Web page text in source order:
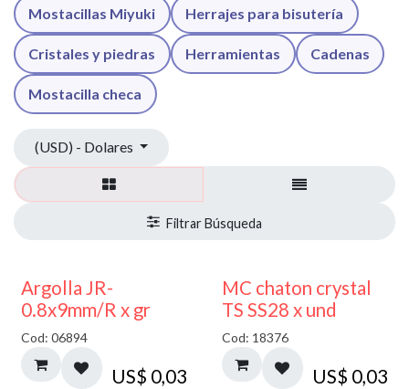
Mostacillas Miyuki Herrajes para bisutería
Cristales y piedras Herramientas Cadenas
Mostacilla checa
(USD) - Dolares
Argolla JR-
0.8x9mm/R x gr
Cod: 06894
US$ 0,03
MC chaton crystal
TS SS28 x und
Cod: 18376
US$ 0,03